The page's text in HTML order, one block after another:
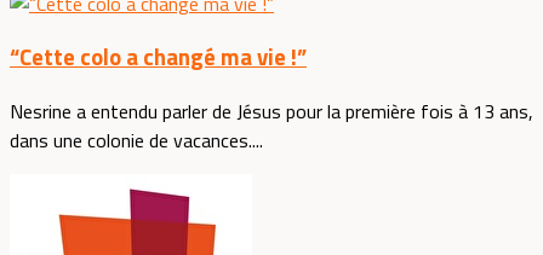
“Cette colo a changé ma vie !”
Nesrine a entendu parler de Jésus pour la première fois à 13 ans,
dans une colonie de vacances....